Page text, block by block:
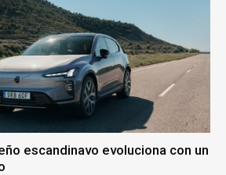
escandinavo evoluciona con un